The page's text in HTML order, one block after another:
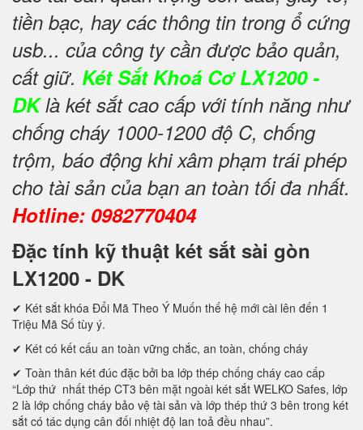
tiền bạc, hay các thông tin trong ổ cứng
usb... của công ty cần được bảo quản,
cất giữ. Két Sắt Khoá Cơ LX1200 -
DKlà két sắt cao cấp với tính năng như
chống cháy 1000-1200 độ C, chống
trộm, báo động khi xâm phạm trái phép
cho tài sản của bạn an toàn tối đa nhất.
Hotline: 0982770404
Đặc tính kỹ thuật két sắt sài gòn
LX1200 - DK
✔ Két sắt khóa Đổi Mã Theo Ý Muốn thế hệ mới cài lên đến 1
Triệu Mã Số tùy ý.
✔ Két có kết cấu an toàn vững chắc, an toàn, chống cháy
✔ Toàn thân két đúc đặc bởi ba lớp thép chống cháy cao cấp
“Lớp thứ nhất thép CT3 bên mặt ngoài két sắt WELKO Safes, lớp
2 là lớp chống cháy bảo vệ tài sản và lớp thép thứ 3 bên trong két
sắt có tác dụng cân đối nhiệt độ lan toả đều nhau”.